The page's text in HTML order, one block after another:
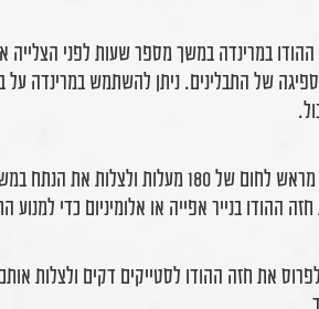
במרינדה במשך מספר שעות לפני הצלייה
של התבלינים. ניתן להשתמש במרינדה על
ההודו בנייר אפייה או אלומיניום כדי למנוע
לפרוס את חזה ההודו לסטייקים דקים ולצלות